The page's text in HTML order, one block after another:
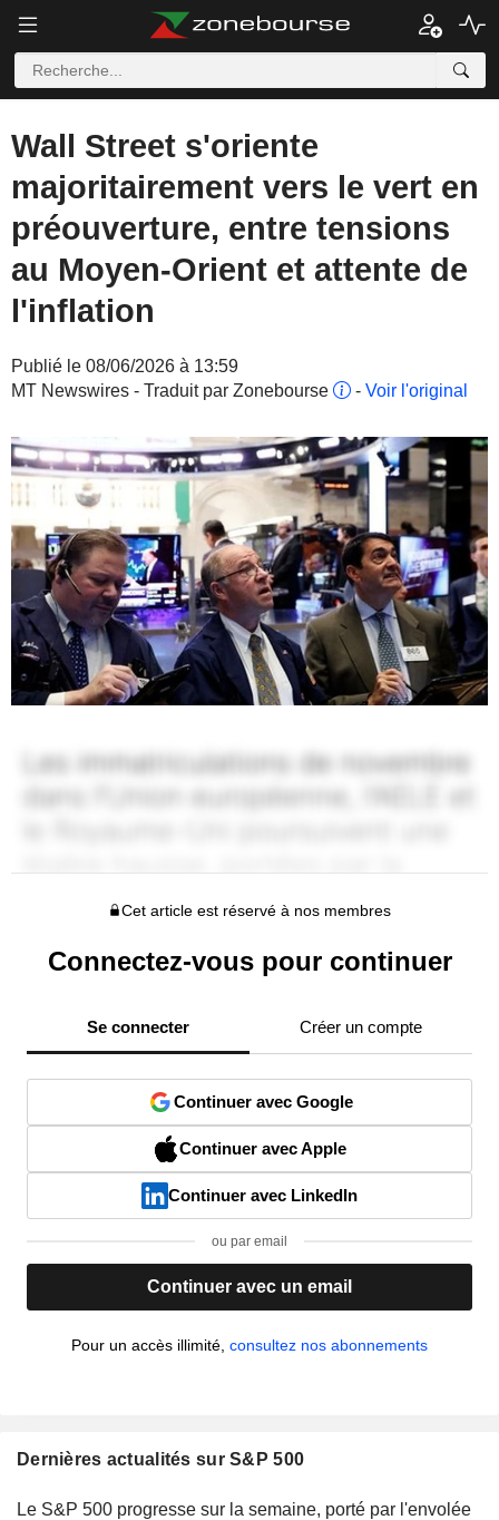
Wall Street s'oriente
majoritairement vers le vert en
préouverture, entre tensions
au Moyen-Orient et attente de
l'inflation
Publié le 08/06/2026 à 13:59
MT Newswires - Traduit par Zonebourse
- Voir l'original
Cet article est réservé à nos membres
Connectez-vous pour continuer
Se connecter Créer un compte
Continuer avec Google
Continuer avec Apple
Continuer avec LinkedIn
ou par email
Continuer avec un email
Pour un accès illimité, consultez nos abonnements
Dernières actualités sur S&P 500
Le S&P 500 progresse sur la semaine, porté par l'envolée